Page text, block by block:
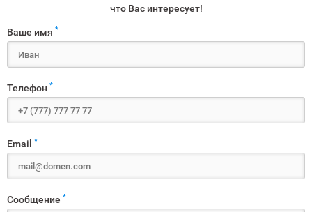
что Вас интересует!
Ваше имя *
Телефон *
Email *
Сообщение *